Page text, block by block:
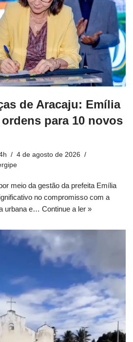
de Aracaju: Emília
para 10 novos
4 de agosto de 2026
meio da gestão da prefeita Emília
no compromisso com a
urbana e… Continue a ler »